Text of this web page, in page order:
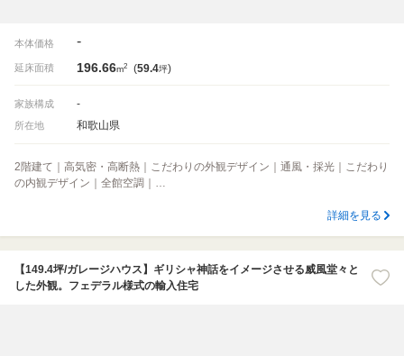
本体価格 -
延床面積 196.66m2 (59.4坪)
家族構成 -
所在地 和歌山県
2階建て｜高気密・高断熱｜こだわりの外観デザイン｜通風・採光｜こだわり
の内観デザイン｜全館空調｜…
詳細を見る
【149.4坪/ガレージハウス】ギリシャ神話をイメージさせる威風堂々と
した外観。フェデラル様式の輸入住宅